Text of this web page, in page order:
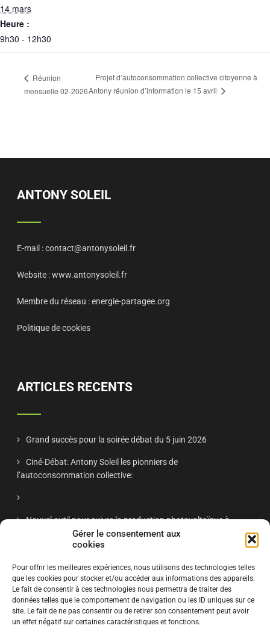
Gérer le consentement aux
cookies
Pour offrir les meilleures expériences, nous utilisons des technologies telles
que les cookies pour stocker et/ou accéder aux informations des appareils.
Le fait de consentir à ces technologies nous permettra de traiter des
données telles que le comportement de navigation ou les ID uniques sur ce
site. Le fait de ne pas consentir ou de retirer son consentement peut avoir
un effet négatif sur certaines caractéristiques et fonctions.
14 mars
Heure :
9h30 - 12h30
Réunion
mensuelle 02-2026
Projet d’autoconsommation collective citoyenne à
Antony réunion d’information le 15 avril
ANTONY SOLEIL
E-mail :contact@antonysoleil.fr
Website :www.antonysoleil.fr
Membre du réseau :energie-partagee.org
Politique de cookies
ARTICLES RECENTS
Grand succès pour la soirée débat du 5 juin 2026
Ciné-Débat: Antony Soleil les pionniers de
l’autoconsommation collective:
Nouvel outil pour suivre la production photovoltaïque à
à Antony : retour d’expériences et projets citoyens »
S'ABONNER